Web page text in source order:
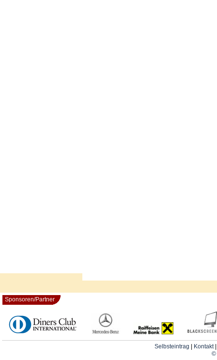
Sponsoren/Partner
Selbsteintrag Kontakt
©